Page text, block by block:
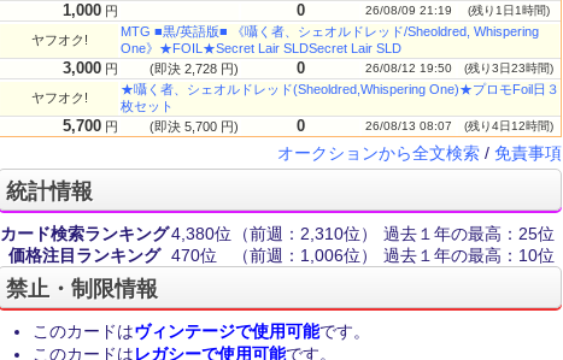
1,000 円 0 26/08/09 21:19 (残り1日1時間)
ヤフオク!
MTG ■黒/英語版■ 《囁く者、シェオルドレッド/Sheoldred, Whispering
One》★FOIL★Secret Lair SLDSecret Lair SLD
3,000 円 (即決 2,728 円) 0 26/08/12 19:50 (残り3日23時間)
ヤフオク!
★囁く者、シェオルドレッド(Sheoldred,Whispering One)★プロモFoil日３
枚セット
5,700 円 (即決 5,700 円) 0 26/08/13 08:07 (残り4日12時間)
オークションから全文検索 / 免責事項
統計情報
カード検索ランキング4,380位 （前週：2,310位）
過去１年の最高：25位
価格注目ランキング 470位 （前週：1,006位） 過去１年の最高：10位
禁止・制限情報
このカードはヴィンテージで使用可能です。
このカードはレガシーで使用可能です。